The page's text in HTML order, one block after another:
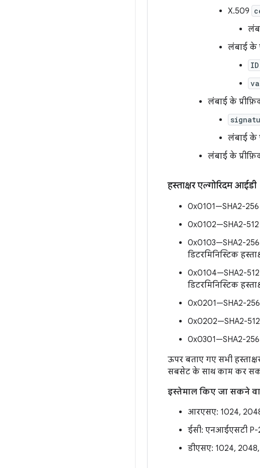
X.509
लंबाई के
ID
लंबाई के
लंबाई के
लंबाई के
हस्ताक्षर एल्गोरिदम आईडी
0x0101—SHA2-256
0x0102—SHA2-512
0x0103—SHA2-
डिटरमिनिस्टिक
0x0104—SHA2-
डिटरमिनिस्टिक
0x0201—SHA2-
0x0202—SHA2-
0x0301—SHA2-
ऊपर बताए गए सभी
सबसेट के साथ काम कर
इस्तेमाल किए जा सकने
आरएसए: 1024,
ईसी: एनआईएसटी P-
डीएसए: 1024,